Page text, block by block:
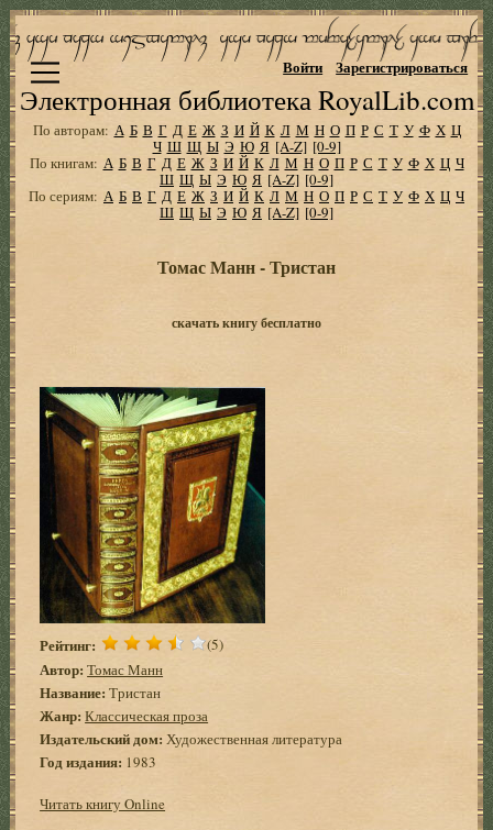
Электронная библиотека RoyalLib.com
Войти Зарегистрироваться
По авторам: А Б В Г Д Е Ж З И Й К Л М Н О П Р С Т У Ф Х Ц
Ч Ш Щ Ы Э Ю Я [A-Z] [0-9]
По книгам: А Б В Г Д Е Ж З И Й К Л М Н О П Р С Т У Ф Х Ц Ч
Ш Щ Ы Э Ю Я [A-Z] [0-9]
По сериям: А Б В Г Д Е Ж З И Й К Л М Н О П Р С Т У Ф Х Ц Ч
Ш Щ Ы Э Ю Я [A-Z] [0-9]
Томас Манн - Тристан
скачать книгу бесплатно
Рейтинг: (5)
Автор: Томас Манн
Название: Тристан
Жанр: Классическая проза
Издательский дом: Художественная литература
Год издания: 1983
Читать книгу Online